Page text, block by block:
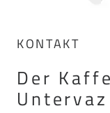
KONTAKT
Der
Untervaz